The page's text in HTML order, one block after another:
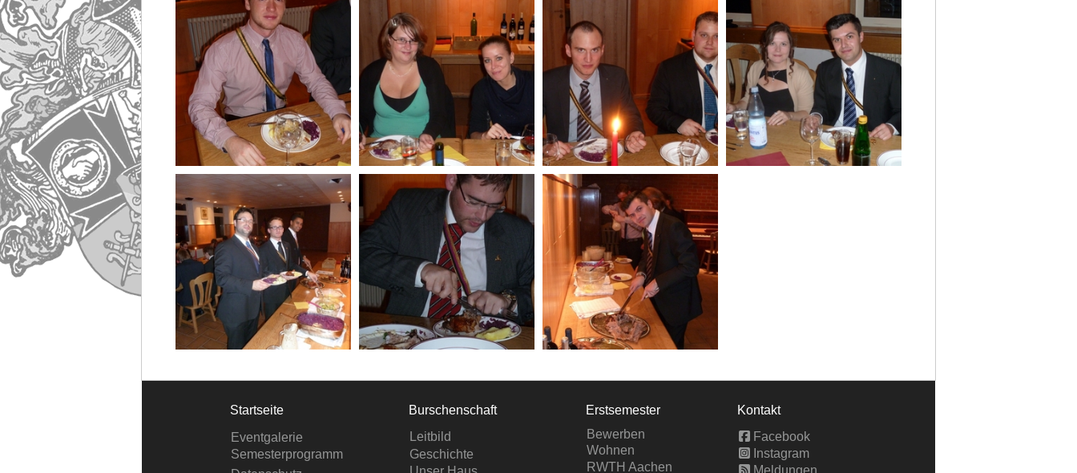
Startseite
Eventgalerie
Semesterprogramm
Burschenschaft
Leitbild
Geschichte
Erstsemester
Bewerben
Wohnen
RWTH Aachen
Kontakt
Facebook
Instagram